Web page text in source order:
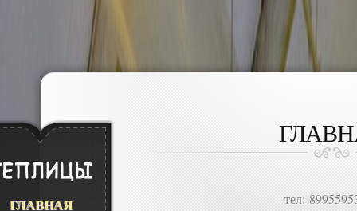
ГЛАВНАЯ
тел: